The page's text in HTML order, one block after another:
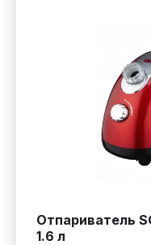
Отпариватель
1.6 л